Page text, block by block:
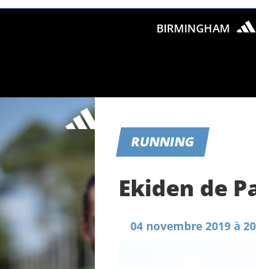
BIRMINGHAM
RUNNING
Ekiden de
04 novembre 2019 à